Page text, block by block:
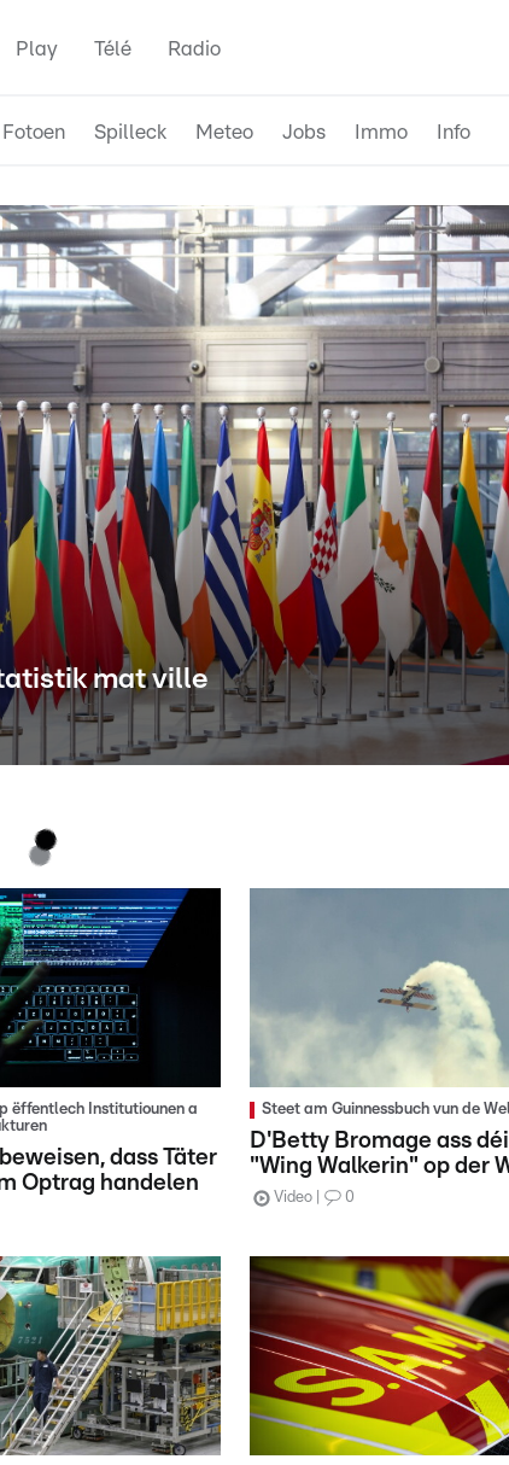
Play Télé Radio
Fotoen Spilleck Meteo Jobs Immo Info
mat ville
ëffentlech Institutiounen a
dass Täter
Optrag handelen
Steet am Guinnessbuch vun de
D'Betty Bromage ass
"Wing Walkerin" op der
Video 0